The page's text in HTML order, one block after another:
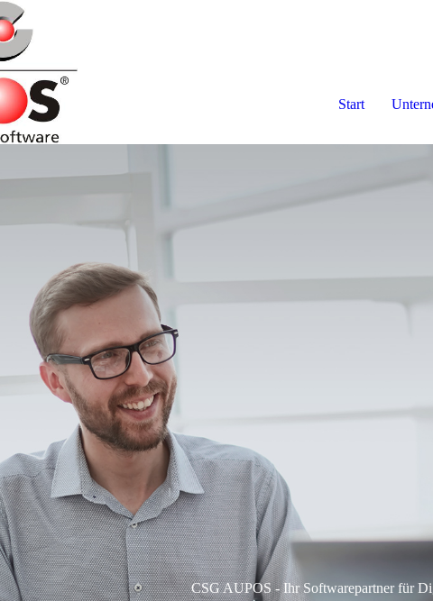
Start
CSG AUPOS - Ihr Softwarepartner für